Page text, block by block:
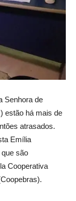
Senhora de
estão há mais de
atrasados.
Emília
são
Cooperativa